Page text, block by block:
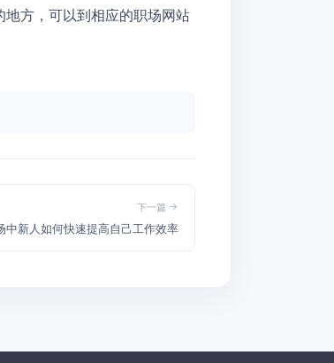
方，可以到相应的职场网站
下一篇
中新人如何快速提高自己工作效率